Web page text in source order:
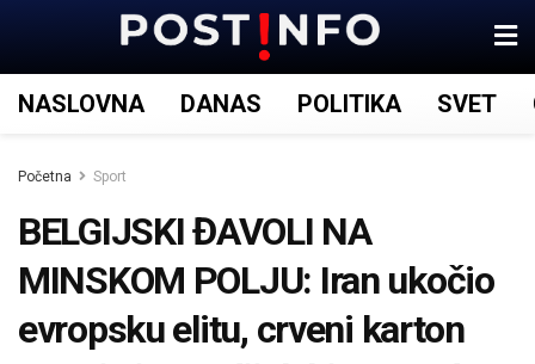
NASLOVNA DANAS POLITIKA SVET
Početna Sport
BELGIJSKI ĐAVOLI NA
MINSKOM POLJU: Iran ukočio
evropsku elitu, crveni karton